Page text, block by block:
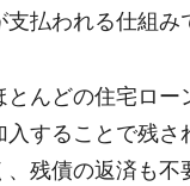
払われる仕組み
とんどの住宅ロー
入することで残さ
残債の返済も不